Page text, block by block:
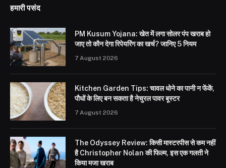
हमारी पसंद
PM Kusum Yojana: खेत में लगा सोलर पंप खराब हो
जाए तो कौन देगा रिपेयरिंग का खर्च? जानिए 5 नियम
7 August 2026
Kitchen Garden Tips: चावल धोने का पानी न फेंकें,
पौधों के लिए बन सकता है नेचुरल पावर बूस्टर
7 August 2026
The Odyssey Review: किसी मास्टरपीस से कम नहीं
है Christopher Nolan की फिल्म, इस एक गलती ने
किया मजा खराब